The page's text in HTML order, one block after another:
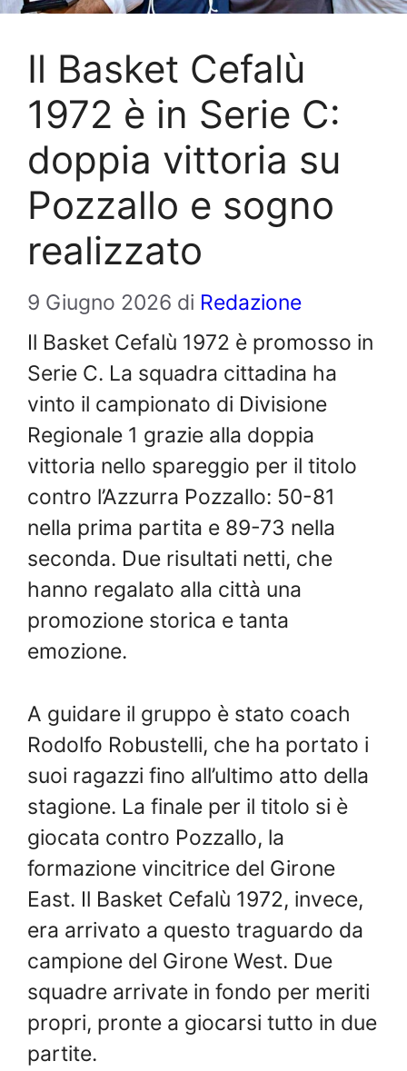
Il Basket Cefalù
1972 è in Serie C:
doppia vittoria su
Pozzallo e sogno
realizzato
9 Giugno 2026 di Redazione
Il Basket Cefalù 1972 è promosso in
Serie C. La squadra cittadina ha
vinto il campionato di Divisione
Regionale 1 grazie alla doppia
vittoria nello spareggio per il titolo
contro l’Azzurra Pozzallo: 50-81
nella prima partita e 89-73 nella
seconda. Due risultati netti, che
hanno regalato alla città una
promozione storica e tanta
emozione.
A guidare il gruppo è stato coach
Rodolfo Robustelli, che ha portato i
suoi ragazzi fino all’ultimo atto della
stagione. La finale per il titolo si è
giocata contro Pozzallo, la
formazione vincitrice del Girone
East. Il Basket Cefalù 1972, invece,
era arrivato a questo traguardo da
campione del Girone West. Due
squadre arrivate in fondo per meriti
propri, pronte a giocarsi tutto in due
partite.